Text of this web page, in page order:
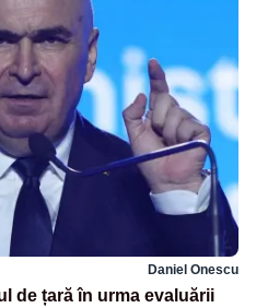
Daniel Onescu
de țară în urma evaluării